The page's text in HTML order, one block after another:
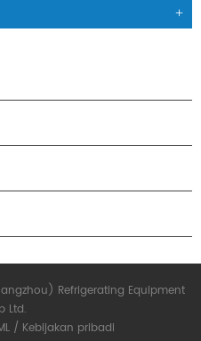
Refrigerating Equipment
Ltd.
/ Kebijakan pribadi